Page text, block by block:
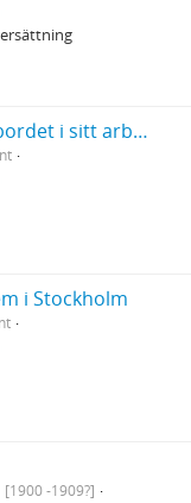
Selma Lagerlöf vid skrivbordet i sitt arbetsrum i Centralpalatset i Falun
i Stockholm
[1900 -1909?]